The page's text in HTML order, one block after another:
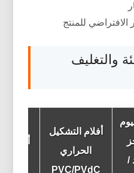
الافتراضي للمنتج
والتغليف
/
أفلام التشكيل
الحراري
PVC/PVdC